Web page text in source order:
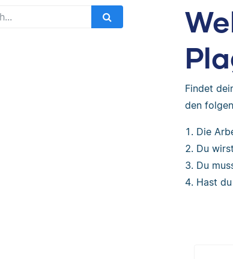
Findet
den
Die
Du
Du
Hast